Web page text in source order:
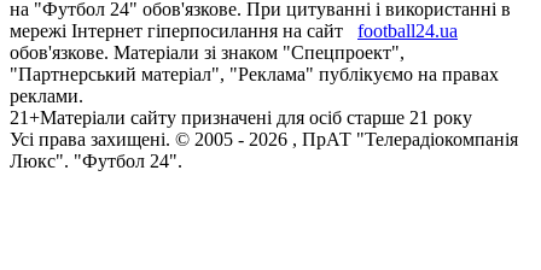
на "Футбол 24" обов'язкове. При цитуванні і використанні в
мережі Інтернет гіперпосилання на сайт
football24.ua
обов'язкове. Матеріали зі знаком "Спецпроект",
"Партнерський матеріал", "Реклама" публікуємо на правах
реклами.
21+Матеріали сайту призначені для осіб старше 21 року
Усi права захищенi. © 2005 - 2026 , ПрАТ "Телерадіокомпанія
Люкс". "Футбол 24".